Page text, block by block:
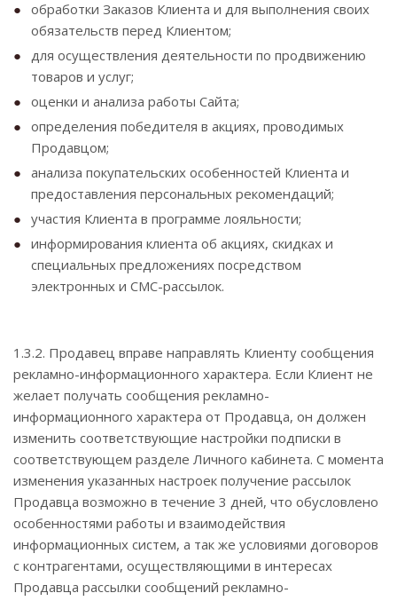
обработки Заказов Клиента и для выполнения своих
обязательств перед Клиентом;
для осуществления деятельности по продвижению
товаров и услуг;
оценки и анализа работы Сайта;
определения победителя в акциях, проводимых
Продавцом;
анализа покупательских особенностей Клиента и
предоставления персональных рекомендаций;
участия Клиента в программе лояльности;
информирования клиента об акциях, скидках и
специальных предложениях посредством
электронных и СМС-рассылок.
1.3.2. Продавец вправе направлять Клиенту сообщения
рекламно-информационного характера. Если Клиент не
желает получать сообщения рекламно-
информационного характера от Продавца, он должен
изменить соответствующие настройки подписки в
соответствующем разделе Личного кабинета. С момента
изменения указанных настроек получение рассылок
Продавца возможно в течение 3 дней, что обусловлено
особенностями работы и взаимодействия
информационных систем, а так же условиями договоров
с контрагентами, осуществляющими в интересах
Продавца рассылки сообщений рекламно-